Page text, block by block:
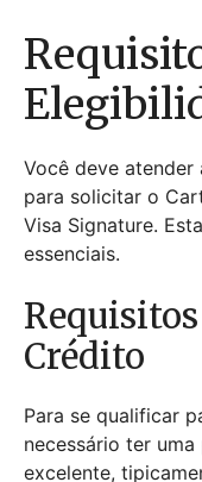
Você deve
para solicitar o
Visa Signature.
essenciais.
Crédito
Para se qualificar
necessário ter
excelente,